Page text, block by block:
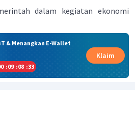
dalam kegiatan ekonomi
& Menangkan E-Wallet
:09 :08 :33
Klaim